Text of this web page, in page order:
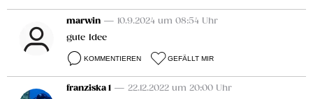
marwin — 10.9.2024 um 08:54 Uhr
gute Idee
KOMMENTIEREN GEFÄLLT MIR
franziska 1 — 22.12.2022 um 20:00 Uhr